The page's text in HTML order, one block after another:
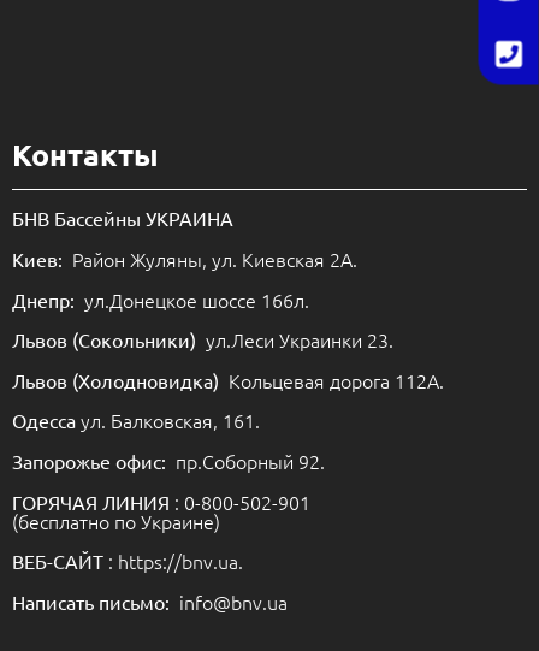
Контакты
БНВ Бассейны УКРАИНА
Киев: Район Жуляны, ул. Киевская 2А.
Днепр: ул.Донецкое шоссе 166л.
Львов (Сокольники) ул.Леси Украинки 23.
Львов (Холодновидка) Кольцевая дорога 112А.
Одесса ул. Балковская, 161.
Запорожье офис: пр.Соборный 92.
ГОРЯЧАЯ ЛИНИЯ : 0-800-502-901
(бесплатно по Украине)
ВЕБ-САЙТ : https://bnv.ua.
Написать письмо: info@bnv.ua